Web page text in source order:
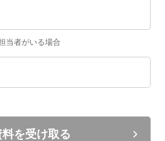
当者がいる場合
料を受け取る